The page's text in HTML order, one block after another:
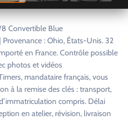
Convertible Blue
: Ohio, États-Unis. 32
en France. Contrôle possible
photos et vidéos
mandataire français, vous
à la remise des clés : transport,
compris. Délai
en atelier, révision, livraison